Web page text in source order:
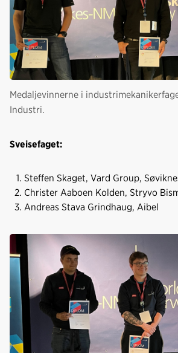
Medaljevinnerne i
Industri.
Sveisefaget:
Steffen Skaget, Vard Group,
Christer Aaboen Kolden, Stryvo
Andreas Stava Grindhaug, Aibel